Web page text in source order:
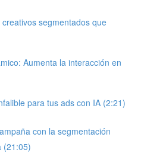
segmentados que
Aumenta la interacción en
para tus ads con IA (2:21)
con la segmentación
(21:05)